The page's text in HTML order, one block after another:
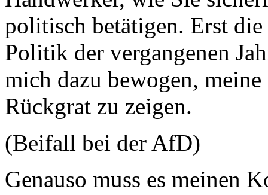
politisch betätigen. Erst
Politik der vergangenen
mich dazu bewogen,
Rückgrat zu zeigen.
(Beifall bei der AfD)
Genauso muss es meinen